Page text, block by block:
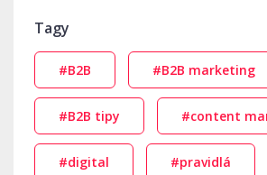
Tagy
#B2B #B2B marketing
#B2B tipy #content
#digital #pravidlá